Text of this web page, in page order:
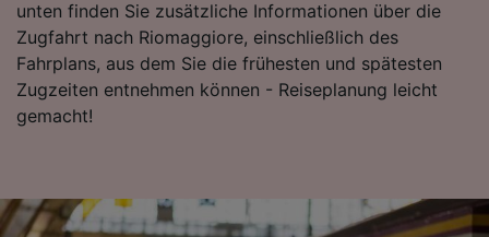
unten finden Sie zusätzliche Informationen über die
Zugfahrt nach Riomaggiore, einschließlich des
Fahrplans, aus dem Sie die frühesten und spätesten
Zugzeiten entnehmen können - Reiseplanung leicht
gemacht!
Folgendes bereitzustellen:
Verwendung genauer Standortdaten.
Endgeräteeigenschaften zur Identifikation
aktiv abfragen. Speichern von oder Zugriff auf
Informationen auf einem Endgerät.
Entwicklung und Verbesserung von
Angeboten.